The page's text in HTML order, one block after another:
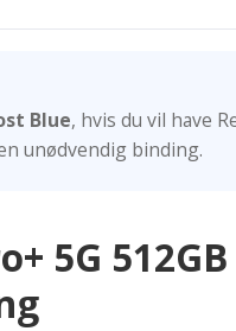
Blue, hvis du vil have
unødvendig binding.
5G